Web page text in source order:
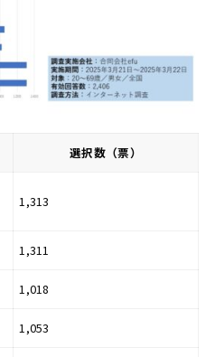
選択数（票）
1,313
1,311
1,018
1,053